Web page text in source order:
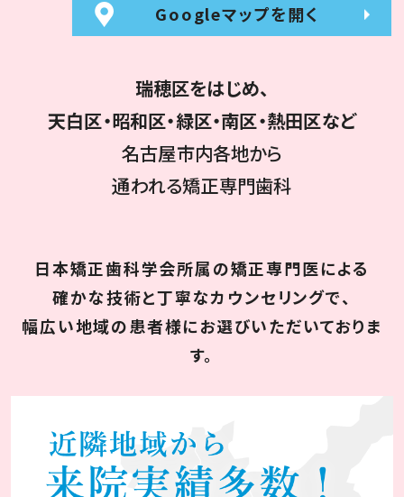
Googleマップを開く
瑞穂区をはじめ、
天白区・昭和区・緑区・南区・熱田区など
名古屋市内各地から
通われる矯正専門歯科
日本矯正歯科学会所属の矯正専門医による
確かな技術と丁寧なカウンセリングで、
幅広い地域の患者様にお選びいただいておりま
す。